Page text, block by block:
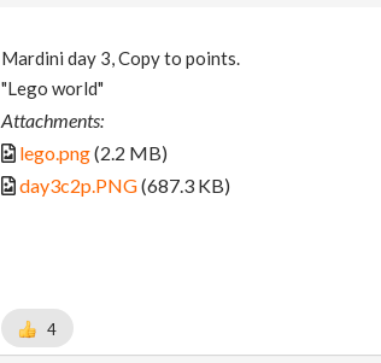
Mardini day 3, Copy to points.
"Lego world"
Attachments:
lego.png(2.2 MB)
day3c2p.PNG(687.3 KB)
4